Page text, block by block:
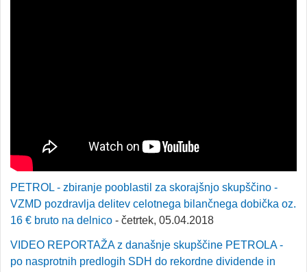
PETROL - zbiranje pooblastil za skorajšnjo skupščino -
VZMD pozdravlja delitev celotnega bilančnega dobička oz.
16 € bruto na delnico - četrtek, 05.04.2018
VIDEO REPORTAŽA z današnje skupščine PETROLA -
po nasprotnih predlogih SDH do rekordne dividende in